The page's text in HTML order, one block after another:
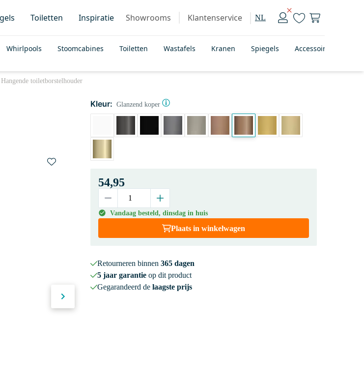
Toiletten Inspiratie Showrooms Klantenservice NL
Whirlpools Stoomcabines Toiletten Wastafels Kranen Spiegels Accessoires
toiletborstelhouder
Kleur: Glanzend koper
54,95
Vandaag besteld, dinsdag in huis
Plaats in winkelwagen
Retourneren binnen 365 dagen
5 jaar garantieop dit product
Gegarandeerd de laagste prijs